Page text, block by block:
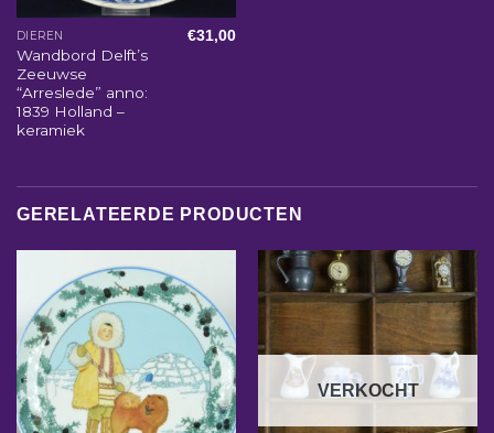
DIEREN
Wandbord Delft’s
Zeeuwse
“Arreslede” anno:
1839 Holland –
keramiek
€31,00
GERELATEERDE PRODUCTEN
VERKOCHT